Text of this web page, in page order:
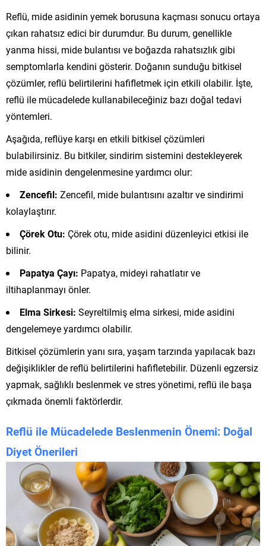
Reflü, mide asidinin yemek borusuna kaçması sonucu ortaya
çıkan rahatsız edici bir durumdur. Bu durum, genellikle
yanma hissi, mide bulantısı ve boğazda rahatsızlık gibi
semptomlarla kendini gösterir. Doğanın sunduğu bitkisel
çözümler, reflü belirtilerini hafifletmek için etkili olabilir. İşte,
reflü ile mücadelede kullanabileceğiniz bazı doğal tedavi
yöntemleri.
Aşağıda, reflüye karşı en etkili bitkisel çözümleri
bulabilirsiniz. Bu bitkiler, sindirim sistemini destekleyerek
mide asidinin dengelenmesine yardımcı olur:
Zencefil: Zencefil, mide bulantısını azaltır ve sindirimi
kolaylaştırır.
Çörek Otu: Çörek otu, mide asidini düzenleyici etkisi ile
bilinir.
Papatya Çayı: Papatya, mideyi rahatlatır ve
iltihaplanmayı önler.
Elma Sirkesi: Seyreltilmiş elma sirkesi, mide asidini
dengelemeye yardımcı olabilir.
Bitkisel çözümlerin yanı sıra, yaşam tarzında yapılacak bazı
değişiklikler de reflü belirtilerini hafifletebilir. Düzenli egzersiz
yapmak, sağlıklı beslenmek ve stres yönetimi, reflü ile başa
çıkmada önemli faktörlerdir.
Reflü ile Mücadelede Beslenmenin Önemi: Doğal
Diyet Önerileri